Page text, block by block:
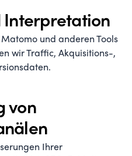
Interpretation
und anderen Tools
wir Traffic, Akquisitions-,
von
Ihrer